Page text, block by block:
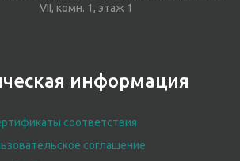
VII, комн. 1, этаж 1
информация
соответствия
соглашение